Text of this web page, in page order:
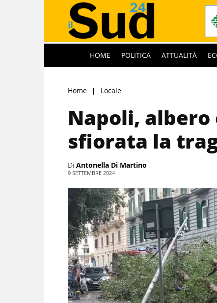
HOME POLITICA ATTUALITÀ
Home Locale
Napoli,
sfiorata la
Di Antonella Di Martino
9 SETTEMBRE 2024